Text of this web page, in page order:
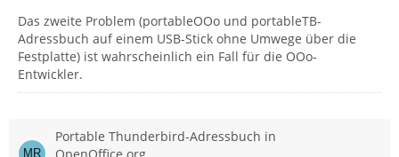
Das zweite Problem (portableOOo und portableTB-
Adressbuch auf einem USB-Stick ohne Umwege über die
Festplatte) ist wahrscheinlich ein Fall für die OOo-
Entwickler.
Portable Thunderbird-Adressbuch in